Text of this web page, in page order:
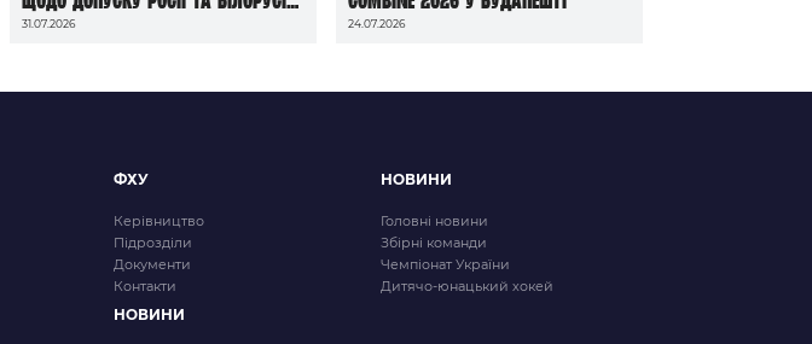
до чемпіонатів світу сезону
31.07.2026 24.07.2026
ФХУ
Керівництво
Підрозділи
Документи
Контакти
НОВИНИ
Головні новини
Збірні команди
Чемпіонат України
Дитячо-юнацький хокей
НОВИНИ